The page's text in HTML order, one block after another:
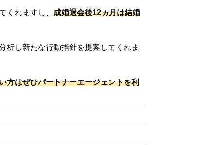
くれますし、成婚退会後12ヵ月は結婚
析し新たな行動指針を提案してくれま
方はぜひパートナーエージェントを利